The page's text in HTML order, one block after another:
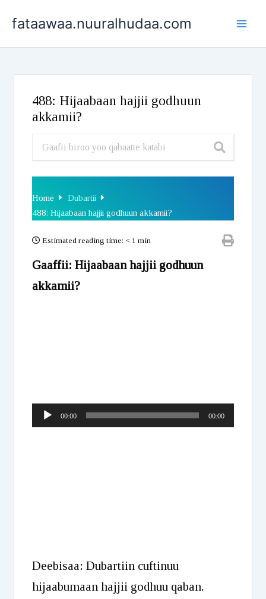
fataawaa.nuuralhudaa.com
488: Hijaabaan hajjii godhuun
akkamii?
Home
Dubartii
488: Hijaabaan hajjii godhuun akkamii?
Estimated reading time: < 1 min
Gaaffii: Hijaabaan hajjii godhuun
akkamii?
Audio00:00 00:00
Deebisaa: Dubartiin cuftinuu
hijaabumaan hajjii godhuu qaban.